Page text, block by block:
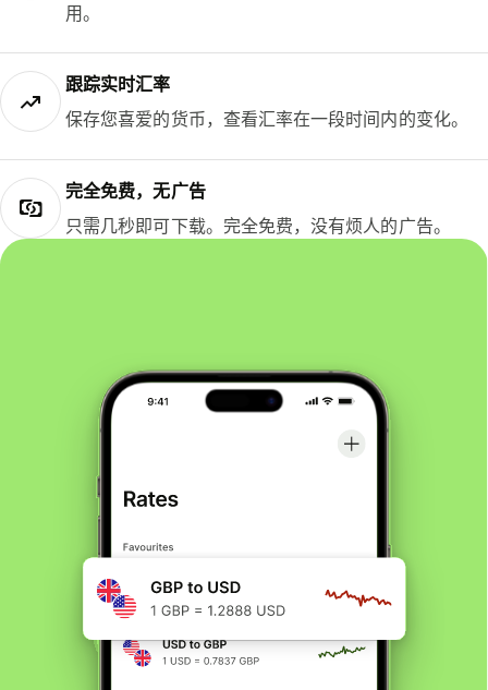
用。
跟踪实时汇率
保存您喜爱的货币，查看汇率在一段时间内的变化。
完全免费，无广告
只需几秒即可下载。完全免费，没有烦人的广告。